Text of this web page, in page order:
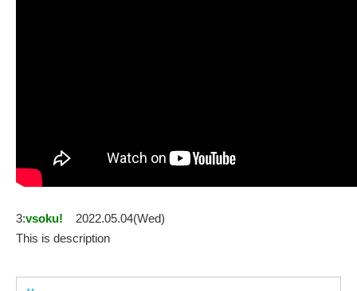
3:vsoku!
2022.05.04(Wed)
This is description